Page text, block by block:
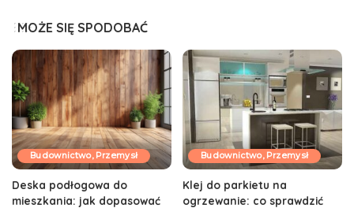
MOŻE SIĘ SPODOBAĆ
Budownictwo, Przemysł
Deska podłogowa do
mieszkania: jak dopasować
Budownictwo, Przemysł
Klej do parkietu na
ogrzewanie: co sprawdzić